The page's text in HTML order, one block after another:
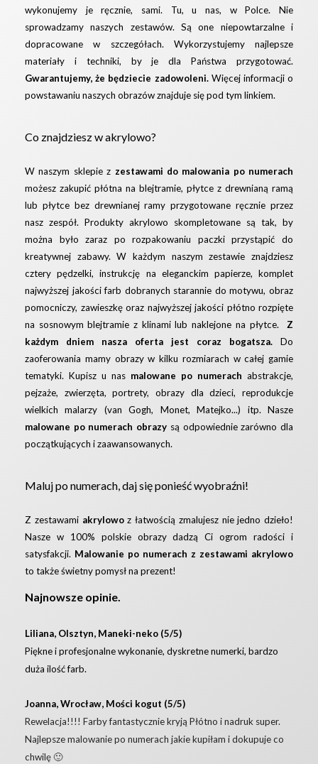
wykonujemy je ręcznie, sami. Tu, u nas, w Polce. Nie
sprowadzamy naszych zestawów. Są one niepowtarzalne i
dopracowane w szczegółach. Wykorzystujemy najlepsze
materiały i techniki, by je dla Państwa przygotować.
Gwarantujemy, że będziecie zadowoleni. Więcej informacji o
powstawaniu naszych obrazów znajduje się pod tym linkiem.
Co znajdziesz w akrylowo?
W naszym sklepie z zestawami do malowania po numerach
możesz zakupić płótna na blejtramie, płytce z drewnianą ramą
lub płytce bez drewnianej ramy przygotowane ręcznie przez
nasz zespół. Produkty akrylowo skompletowane są tak, by
można było zaraz po rozpakowaniu paczki przystąpić do
kreatywnej zabawy. W każdym naszym zestawie znajdziesz
cztery pędzelki, instrukcję na eleganckim papierze, komplet
najwyższej jakości farb dobranych starannie do motywu, obraz
pomocniczy, zawieszkę oraz najwyższej jakości płótno rozpięte
na sosnowym blejtramie z klinami lub naklejone na płytce. Z
każdym dniem nasza oferta jest coraz bogatsza. Do
zaoferowania mamy obrazy w kilku rozmiarach w całej gamie
tematyki. Kupisz u nas malowane po numerach abstrakcje,
pejzaże, zwierzęta, portrety, obrazy dla dzieci, reprodukcje
wielkich malarzy (van Gogh, Monet, Matejko...) itp. Nasze
malowane po numerach obrazy są odpowiednie zarówno dla
początkujących i zaawansowanych.
Maluj po numerach, daj się ponieść wyobraźni!
Z zestawami akrylowoz łatwością zmalujesz nie jedno dzieło!
Nasze w 100% polskie obrazy dadzą Ci ogrom radości i
satysfakcji. Malowanie po numerach z zestawami akrylowo
to także świetny pomysł na prezent!
Najnowsze opinie.
Liliana, Olsztyn, Maneki-neko (5/5)
Piękne i profesjonalne wykonanie, dyskretne numerki, bardzo
duża ilość farb.
Joanna, Wrocław, Mości kogut (5/5)
Rewelacja!!!! Farby fantastycznie kryją Płótno i nadruk super.
Najlepsze malowanie po numerach jakie kupiłam i dokupuje co
chwilę 🙂